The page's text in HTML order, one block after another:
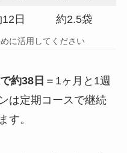
日 約2.5袋
に活用してください
約38日 ＝1ヶ月と1週
は定期コースで継続
す。